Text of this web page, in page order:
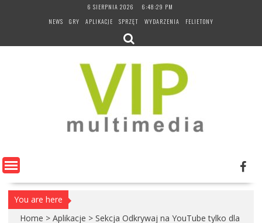
6 SIERPNIA 2026
6:48:30 PM
NEWS
GRY APLIKACJE SPRZĘT WYDARZENIA FELIETONY
You are here
Home > Aplikacje > Sekcja Odkrywaj na YouTube tylko dla